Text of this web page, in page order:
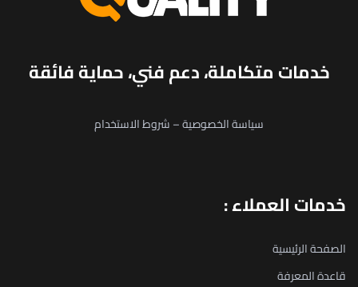
خدمات متكاملة، دعم فني، حماية فائقة
سياسة الخصوصية–شروط الاستخدام
خدمات العملاء :
الصفحة الرئيسية
قاعدة المعرفة